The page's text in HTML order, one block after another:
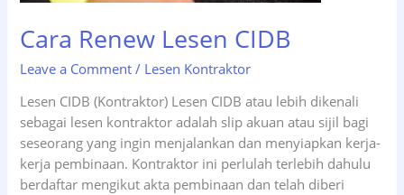
Cara Renew Lesen CIDB
Leave a Comment / Lesen Kontraktor
Lesen CIDB (Kontraktor) Lesen CIDB atau lebih dikenali
sebagai lesen kontraktor adalah slip akuan atau sijil bagi
seseorang yang ingin menjalankan dan menyiapkan kerja-
kerja pembinaan. Kontraktor ini perlulah terlebih dahulu
berdaftar mengikut akta pembinaan dan telah diberi